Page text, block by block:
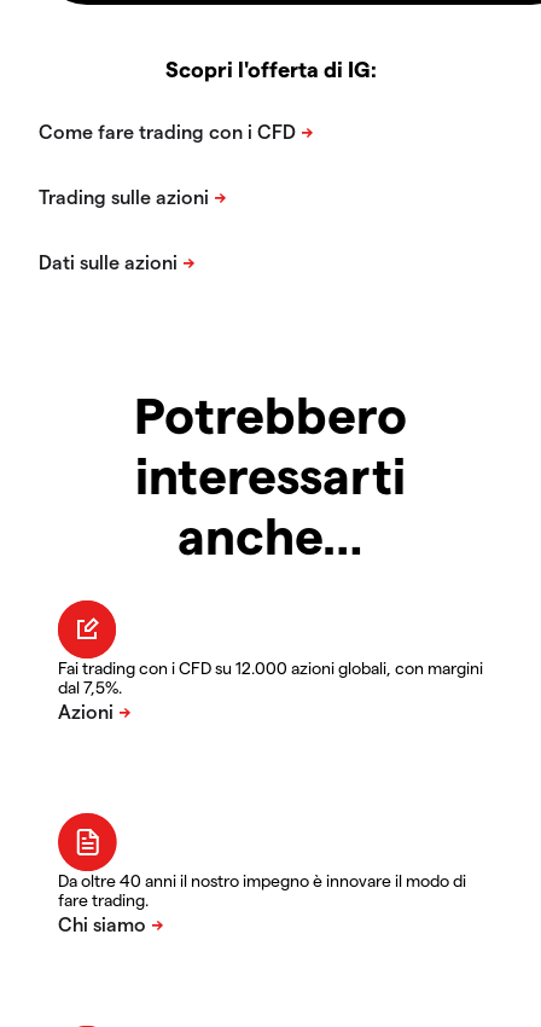
Scopri l'offerta di IG:
Potrebbero
interessarti
anche…
Fai trading con i CFD su 12.000 azioni globali, con margini
dal 7,5%.
Da oltre 40 anni il nostro impegno è innovare il modo di
fare trading.